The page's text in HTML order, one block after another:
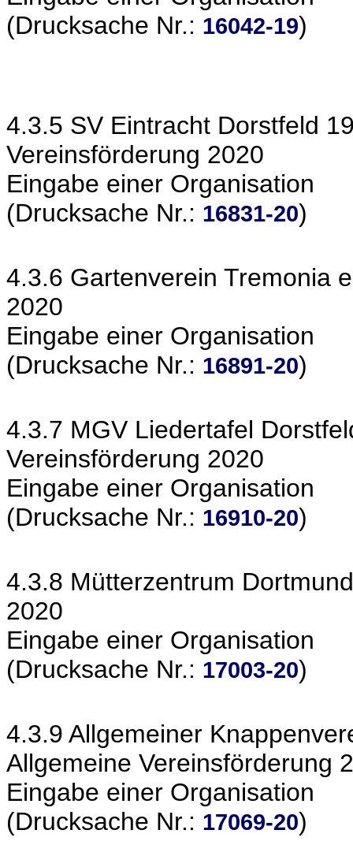
(Drucksache Nr.: 16042-19)
4.3.5 SV Eintracht Dorstfeld
Vereinsförderung 2020
Eingabe einer Organisation
(Drucksache Nr.: 16831-20)
4.3.6 Gartenverein Tremonia
2020
Eingabe einer Organisation
(Drucksache Nr.: 16891-20)
4.3.7 MGV Liedertafel
Vereinsförderung 2020
Eingabe einer Organisation
(Drucksache Nr.: 16910-20)
4.3.8 Mütterzentrum
2020
Eingabe einer Organisation
(Drucksache Nr.: 17003-20)
4.3.9 Allgemeiner
Allgemeine Vereinsförderung
Eingabe einer Organisation
(Drucksache Nr.: 17069-20)